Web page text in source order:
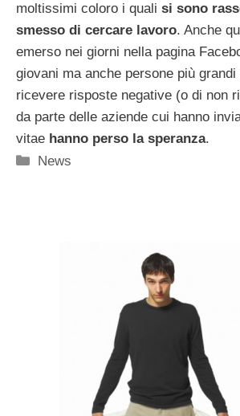
moltissimi coloro i quali si sono
smesso di cercare lavoro. Anche
emerso nei giorni nella pagina
giovani ma anche persone più
ricevere risposte negative (o di non
da parte delle aziende cui hanno
vitae hanno perso la speranza.
Categorie
News